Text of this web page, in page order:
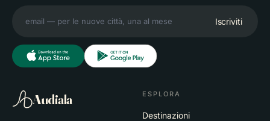
Iscriviti
Audiala ESPLORA
Destinazioni